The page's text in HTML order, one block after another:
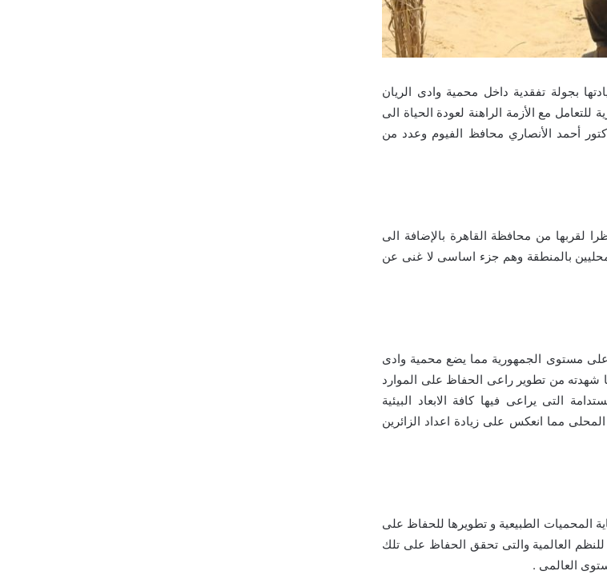
بجولة تفقدية داخل محمية وادى الريان
للتعامل مع الأزمة الراهنة لعودة الحياة الى
أحمد الأنصاري محافظ الفيوم وعدد من
لقربها من محافظة القاهرة بالإضافة الى
المحليين بالمنطقة وهم جزء اساسى لا غنى عن
على مستوى الجمهورية مما يضع محمية وادى
شهدته من تطوير راعى الحفاظ على الموارد
التى يراعى فيها كافة الابعاد البيئية
المحلى مما انعكس على زيادة اعداد الزائرين
المحميات الطبيعية و تطويرها للحفاظ على
للنظم العالمية والتى تحقق الحفاظ على تلك
العالمى .